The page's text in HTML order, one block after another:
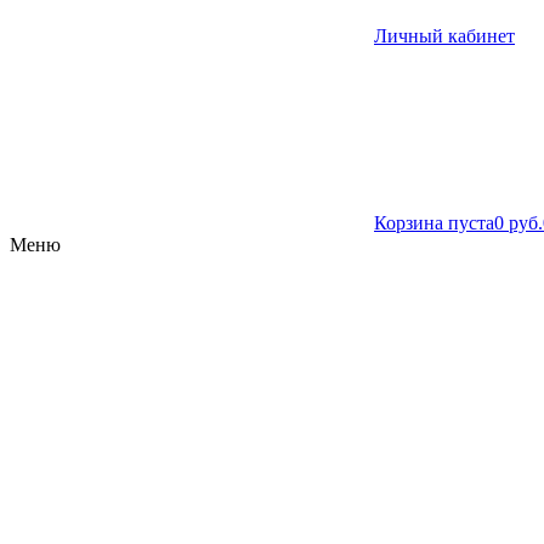
Личный кабинет
Корзина пуста0 руб.
Меню